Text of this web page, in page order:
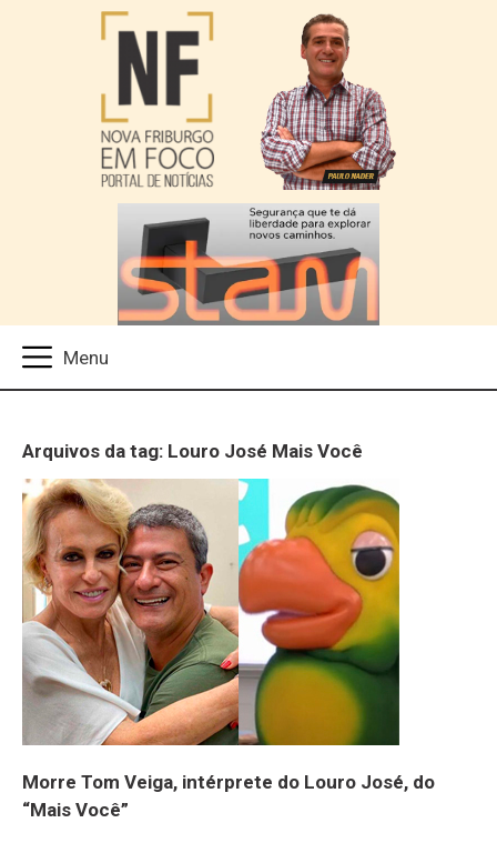
Arquivos da tag: Louro José Mais Você
Morre Tom Veiga, intérprete do Louro José, do
“Mais Você”